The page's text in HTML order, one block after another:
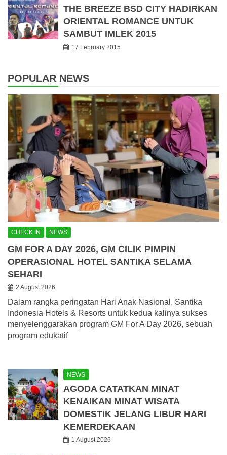
THE BREEZE BSD CITY HADIRKAN
ORIENTAL ROMANCE UNTUK
SAMBUT IMLEK 2015
17 February 2015
POPULAR NEWS
CHECK IN NEWS
GM FOR A DAY 2026, GM CILIK PIMPIN
OPERASIONAL HOTEL SANTIKA SELAMA
SEHARI
2 August 2026
Dalam rangka peringatan Hari Anak Nasional, Santika
Indonesia Hotels & Resorts untuk kedua kalinya sukses
menyelenggarakan program GM For A Day 2026, sebuah
program edukatif
NEWS
AGODA CATATKAN MINAT
KENAIKAN MINAT WISATA
DOMESTIK JELANG LIBUR HARI
KEMERDEKAAN
1 August 2026